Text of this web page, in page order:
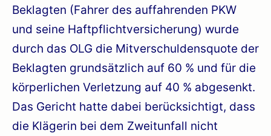
Beklagten (Fahrer des auffahrenden PKW
und seine Haftpflichtversicherung) wurde
durch das OLG die Mitverschuldensquote der
Beklagten grundsätzlich auf 60 % und für die
körperlichen Verletzung auf 40 % abgesenkt.
Das Gericht hatte dabei berücksichtigt, dass
die Klägerin bei dem Zweitunfall nicht